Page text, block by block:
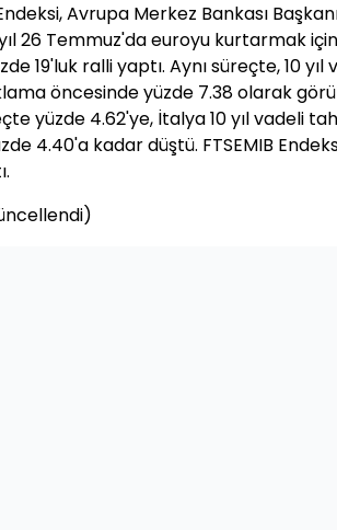
Avrupa Merkez Bankası
26 Temmuz'da euroyu kurtarmak
19'luk ralli yaptı. Aynı süreçte, 10
öncesinde yüzde 7.38 olarak
yüzde 4.62'ye, İtalya 10 yıl vadeli
4.40'a kadar düştü. FTSEMIB